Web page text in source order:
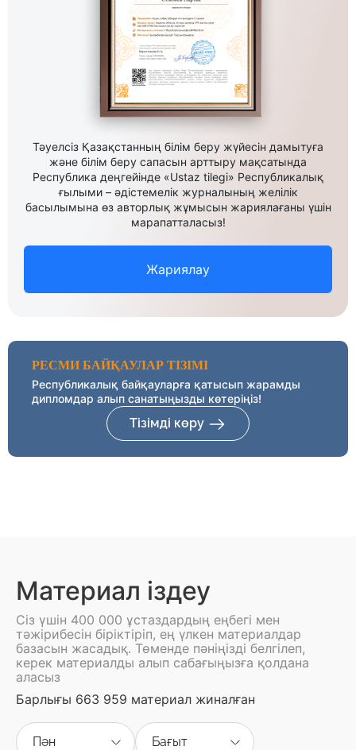
Тәуелсіз Қазақстанның білім беру жүйесін дамытуға
және білім беру сапасын арттыру мақсатында
Республика деңгейінде «Ustaz tilegi» Республикалық
ғылыми – әдістемелік журналының желілік
басылымына өз авторлық жұмысын жариялағаны үшін
марапатталасыз!
Жариялау
РЕСМИ БАЙҚАУЛАР ТІЗІМІ
Республикалық байқауларға қатысып жарамды
дипломдар алып санатыңызды көтеріңіз!
Тізімді көру
Материал іздеу
Сіз үшін 400 000 ұстаздардың еңбегі мен
тәжірибесін біріктіріп, ең үлкен материалдар
базасын жасадық. Төменде пәніңізді белгілеп,
керек материалды алып сабағыңызға қолдана
аласыз
Барлығы 663 959 материал жиналған
Пән Бағыт